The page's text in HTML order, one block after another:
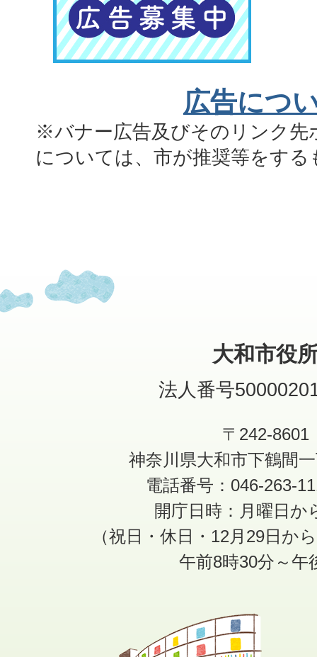
広告につ
※バナー広告及びそのリンク先
については、市が推奨等をす
大和市役
法人番号
〒242-8601
神奈川県大和市下鶴間
電話番号：046-263-
開庁日時：月曜日か
（祝日・休日・12月29日か
午前8時30分～午